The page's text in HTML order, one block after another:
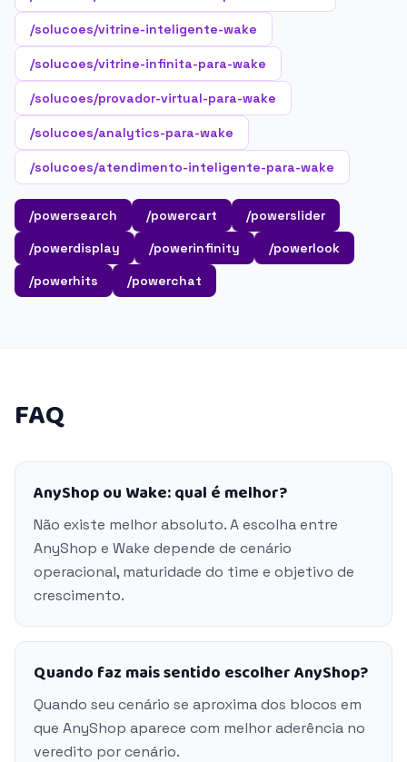
/solucoes/vitrine-inteligente-wake
/solucoes/vitrine-infinita-para-wake
/solucoes/provador-virtual-para-wake
/solucoes/analytics-para-wake
/solucoes/atendimento-inteligente-para-wake
/powersearch /powercart
/powerslider
/powerdisplay
/powerinfinity
/powerlook
/powerhits
/powerchat
FAQ
AnyShop ou Wake: qual é melhor?
Não existe melhor absoluto. A escolha entre
AnyShop e Wake depende de cenário
operacional, maturidade do time e objetivo de
crescimento.
Quando faz mais sentido escolher AnyShop?
Quando seu cenário se aproxima dos blocos em
que AnyShop aparece com melhor aderência no
veredito por cenário.